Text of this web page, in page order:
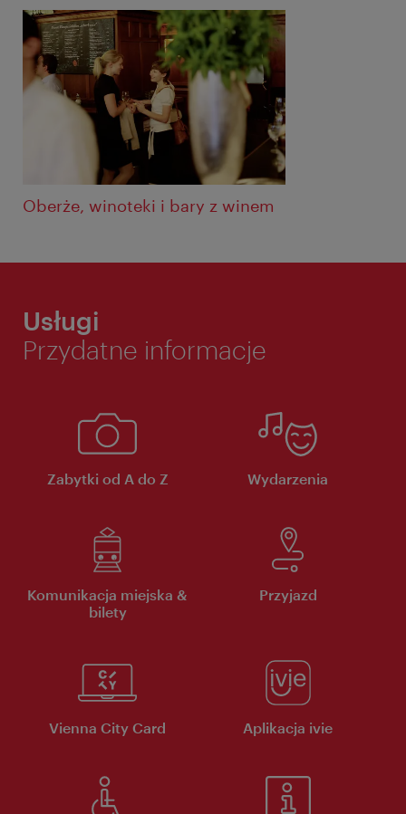
Oberże, winoteki i bary z winem
Usługi
Przydatne informacje
Zabytki od A do Z Wydarzenia
Komunikacja miejska &
bilety
Przyjazd
Vienna City Card Aplikacja ivie